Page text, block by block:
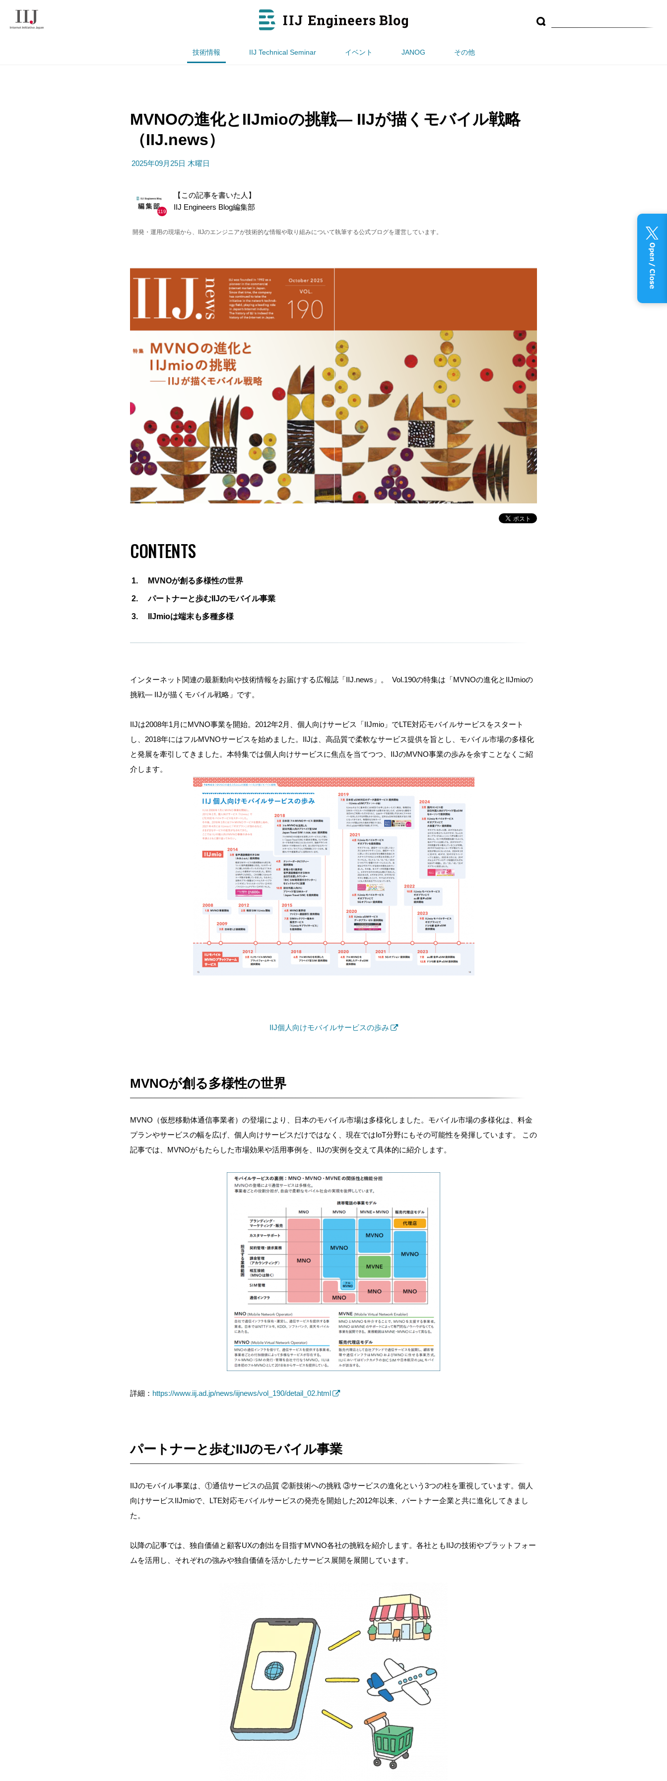
技術情報 IIJ Technical Seminar イベント JANOG その他
MVNOの進化とIIJmioの挑戦― IIJが描くモバイル戦略
（IIJ.news）
2025年09月25日 木曜日
119
【この記事を書いた人】
IIJ Engineers Blog編集部
開発・運用の現場から、IIJのエンジニアが技術的な情報や取り組みについて執筆する公式ブログを運営しています。
CONTENTS
MVNOが創る多様性の世界
パートナーと歩むIIJのモバイル事業
IIJmioは端末も多種多様
インターネット関連の最新動向や技術情報をお届けする広報誌「IIJ.news」 。 Vol.190の特集は「MVNOの進化と IIJmioの
挑戦― IIJが描くモバイル戦略 」です。
IIJは2008年1月にMVNO事業を開始。 2012年2月、個人向けサービス「IIJmio 」でLTE対応モバイルサービス をスタート
し、 2018年にはフルMVNOサービスを始めました。 IIJは 高品質で柔軟なサービス提供を旨とし モバイル市場の多様化
と発展を牽引してき ました。本特集では個人向けサービスに焦点を当てつつ、 IIJのMVNO事業の歩みを余すことなくご紹
介します。
IIJ個人向けモバイルサービスの歩み
MVNOが創る多様性の世界
MVNO（仮想移動体通信事業者）の登場により、日本のモバイル市場は多様化しました。モバイル市場の多様化は、料金
プランやサービスの幅を広げ、個人向けサービスだけではなく、現在ではIoT分野にもその可能性を発揮しています。
この
記事では、MVNOがもたらした市場効果や活用事例を、IIJの実例を交えて具体的に紹介します。
詳細： https://www.iij.ad.jp/news/iijnews/vol_190/detail_02.html
パートナーと歩むIIJのモバイル事業
IIJのモバイル事業は、①通信サービスの品質 ②新技術への挑戦 ③サービスの進化という3つの柱を重視しています。個人
向けサービスIIJmioで LTE対応モバイルサービスの発売を開始した2012年以来、パートナー企業と共に進化してきまし
た。
以降の記事では、独自価値と顧客UXの創出を目指すMVNO各社の挑戦を紹介します。各社ともIIJの技術やプラットフォー
ムを活用し、それぞれの強みや独自価値を活かしたサービス展開を展開しています。